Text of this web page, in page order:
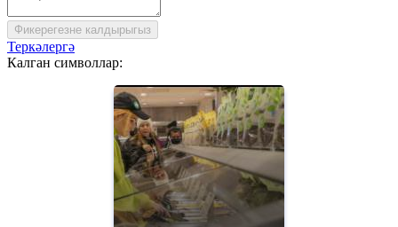
Фикерегезне калдырыгыз
Теркәлергә
Калган символлар: